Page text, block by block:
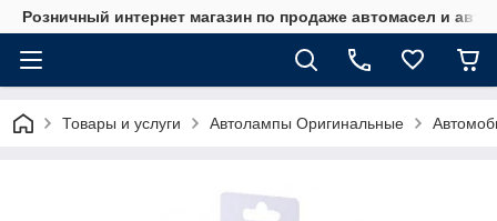
Розничный интернет магазин по продаже автомасел и
Товары и услуги Автолампы Оригинальные